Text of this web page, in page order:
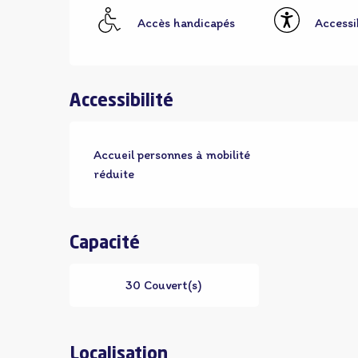
Accès handicapés
Accessibilité
Accueil personnes à mobilité
réduite
Capacité
30 Couvert(s)